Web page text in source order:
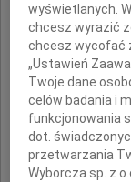
W
wyświetlanych.
chcesz wyrazić
chcesz wycofać
„Ustawień
Twoje dane
celów badania i
funkcjonowania
dot.
przetwarzania
Wyborcza sp. z